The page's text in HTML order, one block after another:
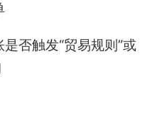
否触发“贸易规则”或